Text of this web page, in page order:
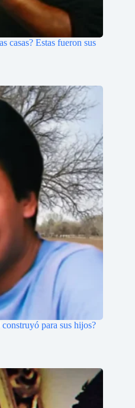
casas? Estas fueron sus
para sus hijos?